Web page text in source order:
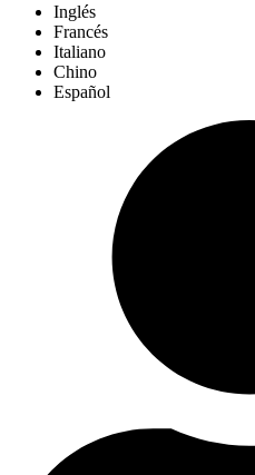
Inglés
Francés
Italiano
Chino
Español